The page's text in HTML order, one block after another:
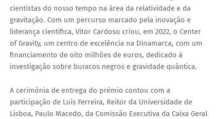
cientistas do nosso tempo na área da relatividade e da
gravitação. Com um percurso marcado pela inovação e
liderança científica, Vítor Cardoso criou, em 2022, o Center
of Gravity, um centro de excelência na Dinamarca, com um
financiamento de oito milhões de euros, dedicado à
investigação sobre buracos negros e gravidade quântica.
A cerimónia de entrega do prémio contou com a
participação de Luís Ferreira, Reitor da Universidade de
Lisboa, Paulo Macedo, da Comissão Executiva da Caixa Geral